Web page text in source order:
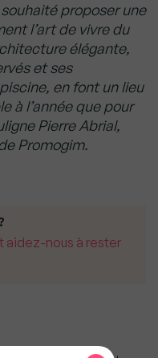
souhaité proposer une
l’art de vivre du
élégante,
et ses
en font un lieu
à l’année que pour
Pierre Abrial,
Promogim.
aidez-nous à rester